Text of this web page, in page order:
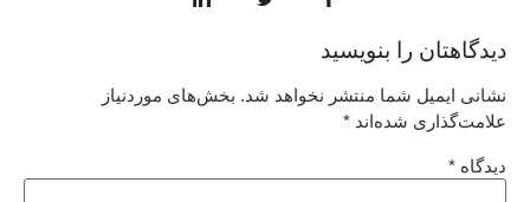
دیدگاهتان را بنویسید
نشانی ایمیل شما منتشر نخواهد شد. بخش‌های موردنیاز
علامت‌گذاری شده‌اند *
دیدگاه *